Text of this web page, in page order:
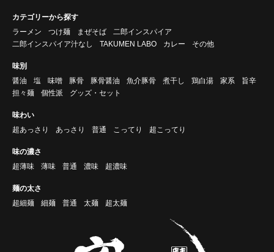
カテゴリーから探す
ラーメン
つけ麺 まぜそば
二郎インスパイア
二郎インスパイア汁なし
TAKUMEN LABO カレー その他
味別
醤油
塩 味噌 豚骨 豚骨醤油 魚介豚骨 煮干し 鶏白湯 家系
旨辛
担々麺
個性派 グッズ・セット
味わい
超あっさり
あっさり 普通 こってり 超こってり
味の濃さ
超薄味
薄味 普通 濃味 超濃味
麺の太さ
超細麺
細麺 普通 太麺 超太麺